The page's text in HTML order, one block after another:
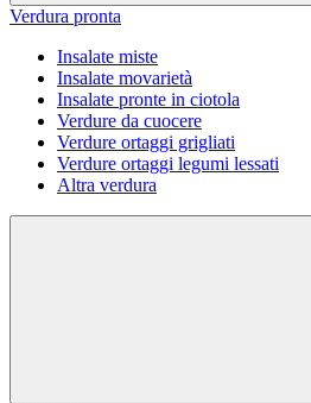
Verdura pronta
Insalate miste
Insalate movarietà
Insalate pronte in ciotola
Verdure da cuocere
Verdure ortaggi grigliati
Verdure ortaggi legumi lessati
Altra verdura